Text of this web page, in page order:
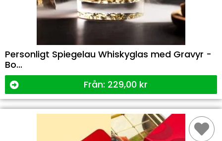
Personligt Spiegelau Whiskyglas med Gravyr -
Bo...
Från: 229,00 kr